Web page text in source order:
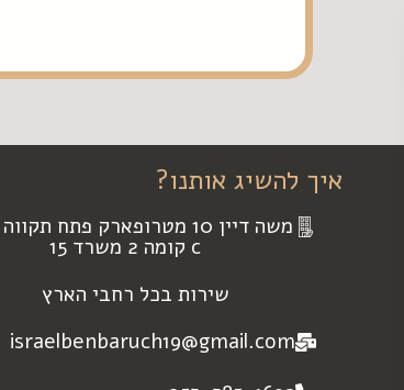
איך להשיג אותנו?
משה דיין 10 מטרופארק פתח
c קומה 2 משרד 15
שירות בכל רחבי הארץ
israelbenbaruch19@gmail.com